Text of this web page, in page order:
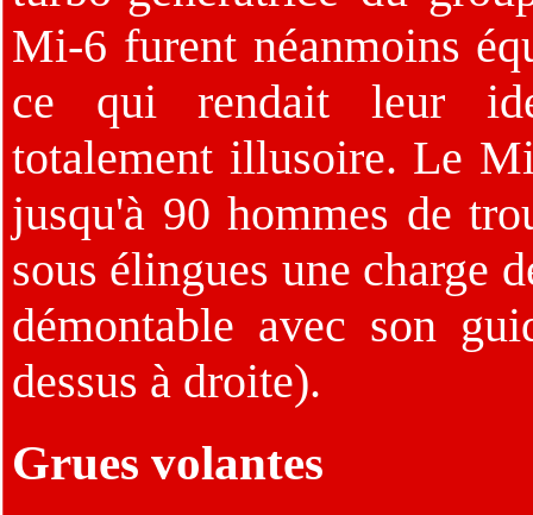
Mi-6 furent néanmoins
ce qui rendait leur
totalement illusoire. Le
jusqu'à 90 hommes de
sous élingues une charge
démontable avec son
dessus à droite).
Grues volantes